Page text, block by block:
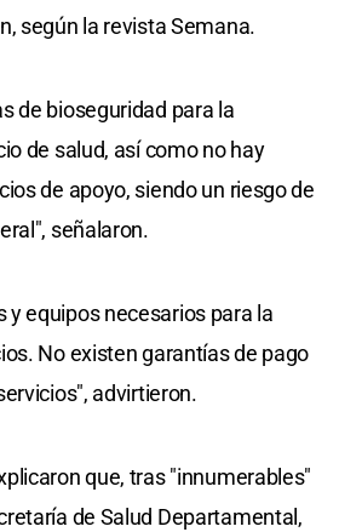
según la revista Semana.
de bioseguridad para la
de salud, así como no hay
de apoyo, siendo un riesgo de
señalaron.
y equipos necesarios para la
No existen garantías de pago
advirtieron.
que, tras "innumerables"
de Salud Departamental,